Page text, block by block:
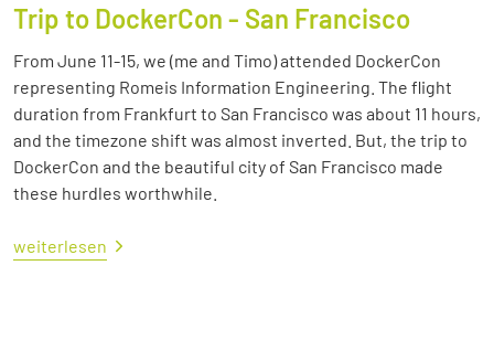
Trip to DockerCon - San Francisco
From June 11-15, we (me and Timo) attended DockerCon
representing Romeis Information Engineering. The flight
duration from Frankfurt to San Francisco was about 11 hours,
and the timezone shift was almost inverted. But, the trip to
DockerCon and the beautiful city of San Francisco made
these hurdles worthwhile.
weiterlesen